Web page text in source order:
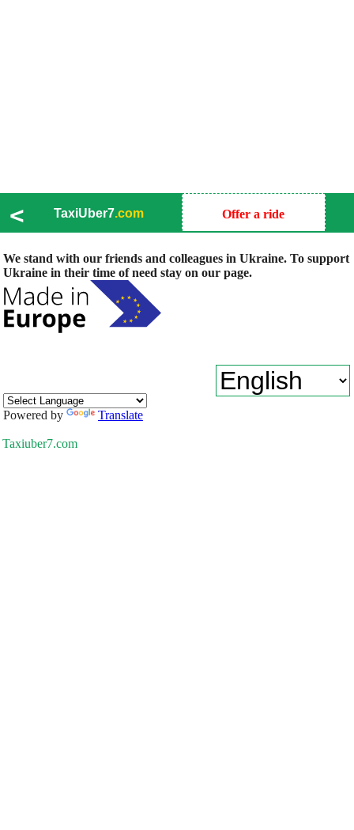
< TaxiUber7.com Offer a ride
We stand with our friends and colleagues in Ukraine. To support
Ukraine in their time of need stay on our page.
Powered by Translate
Taxiuber7.com